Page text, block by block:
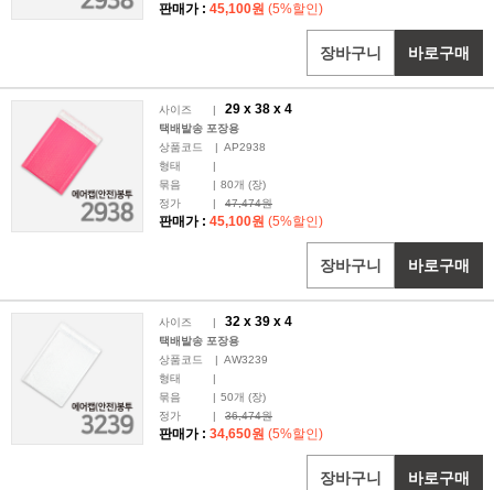
판매가 : 45,100원 (5%할인)
바로구매
장바구니
사이즈 29 x 38 x 4
택배발송 포장용
상품코드
AP2938
형태
묶음
80개 (장)
정가
47,474원
판매가 : 45,100원 (5%할인)
바로구매
장바구니
사이즈 32 x 39 x 4
택배발송 포장용
상품코드
AW3239
형태
묶음
50개 (장)
정가
36,474원
판매가 : 34,650원 (5%할인)
바로구매
장바구니